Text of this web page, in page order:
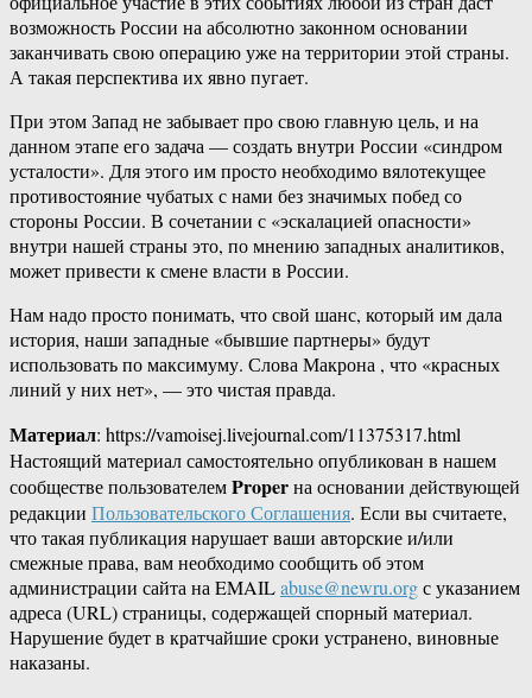
возможность России на абсолютно законном основании
заканчивать свою операцию уже на территории этой страны.
А такая перспектива их явно пугает.
При этом Запад не забывает про свою главную цель, и на
данном этапе его задача — создать внутри России «синдром
усталости». Для этого им просто необходимо вялотекущее
противостояние чубатых с нами без значимых побед со
стороны России. В сочетании с «эскалацией опасности»
внутри нашей страны это, по мнению западных аналитиков,
может привести к смене власти в России.
Нам надо просто понимать, что свой шанс, который им дала
история, наши западные «бывшие партнеры» будут
использовать по максимуму. Слова Макрона , что «красных
линий у них нет», — это чистая правда.
Материал: https://vamoisej.livejournal.com/11375317.html
Настоящий материал самостоятельно опубликован в нашем
сообществе пользователемProperна основании действующей
редакции Пользовательского Соглашения. Если вы считаете,
что такая публикация нарушает ваши авторские и/или
смежные права, вам необходимо сообщить об этом
администрации сайта на EMAILabuse@newru.orgс указанием
адреса (URL) страницы, содержащей спорный материал.
Нарушение будет в кратчайшие сроки устранено, виновные
наказаны.